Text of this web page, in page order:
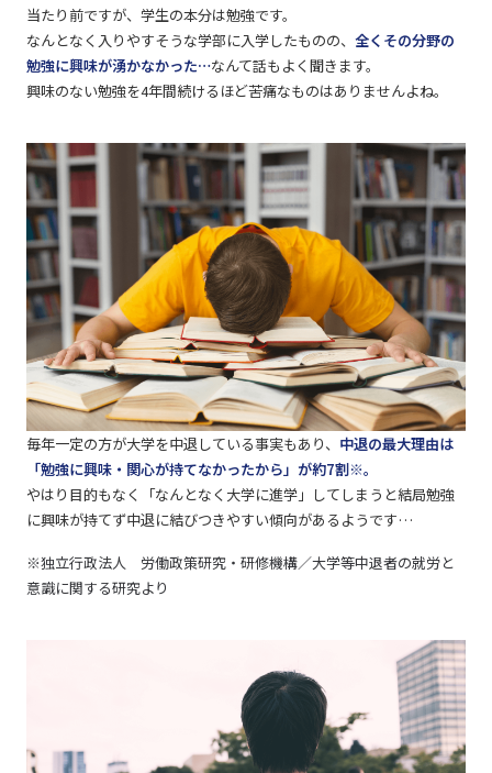
当たり前ですが、学生の本分は勉強です。
なんとなく入りやすそうな学部に入学したものの、 全くその分野の
勉強に興味が湧かなかった…なんて話もよく聞きます。
興味のない勉強を4年間続けるほど苦痛なものはありませんよね。
毎年一定の方が大学を中退している事実もあり、 中退の最大理由は
「勉強に興味・関心が持てなかったから」が約7割※。
やはり目的もなく「なんとなく大学に進学」してしまうと結局勉強
に興味が持てず中退に結びつきやすい傾向があるようです…
※独立行政法人 労働政策研究・研修機構／大学等中退者の就労と
意識に関する研究より